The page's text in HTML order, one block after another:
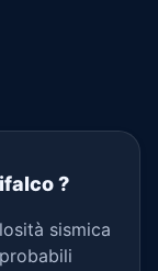
?
sismica